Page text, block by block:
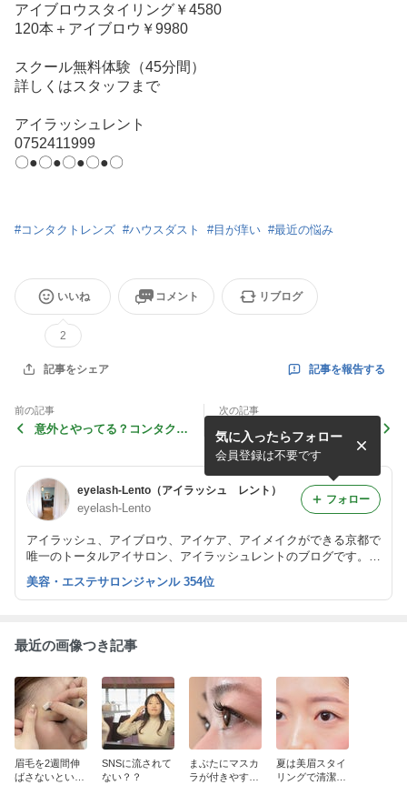
アイブロウスタイリング￥4580
120本＋アイブロウ￥9980
スクール無料体験（45分間）
詳しくはスタッフまで
アイラッシュレント
0752411999
〇●〇●〇●〇●〇
#コンタクトレンズ #ハウスダスト #目が痒い #最近の悩み
いいね
2
コメント リブログ
記事をシェア 記事を報告する
前の記事
意外とやってる？コンタクト
次の記事
時間のない花嫁様におススメ
コース★
eyelash-Lento（アイラッシュ レント）
eyelash-Lento
アイラッシュ、アイブロウ、アイケア、アイメイクができる京都で
唯一のトータルアイサロン、アイラッシュレントのブログです。
ナチュラルなまつエクを得意とし、大人綺麗を提案しています。
また、まつげエクステスクールも開講しています。
気に入ったらフォロー
会員登録は不要です
フォロー
美容・エステサロンジャンル 354位
最近の画像つき記事
眉毛を2週間伸
ばさないといけ
SNSに流されて
ない？？
まぶたにマスカ
ラが付きやすい
夏は美眉スタイ
リングで清潔感